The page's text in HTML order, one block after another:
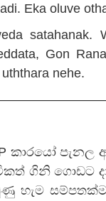
Eka oluve
satahanak.
Gon
nehe.
කාරයෝ පැනල
ගිනි ගොඩට
හැම